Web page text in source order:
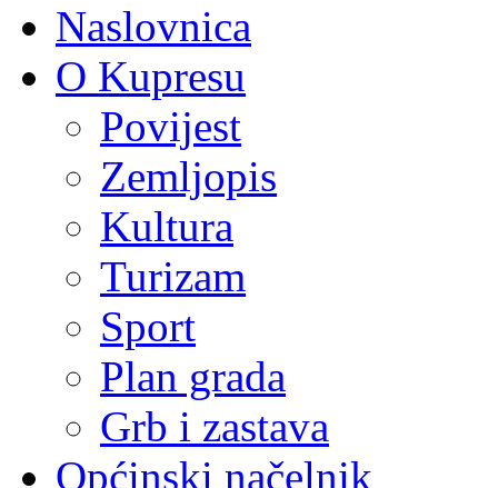
Naslovnica
O Kupresu
Povijest
Zemljopis
Kultura
Turizam
Sport
Plan grada
Grb i zastava
Općinski načelnik